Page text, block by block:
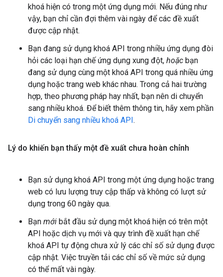
khoá hiện có trong một ứng dụng mới. Nếu đúng như
vậy, bạn chỉ cần đợi thêm vài ngày để các đề xuất
được cập nhật.
Bạn đang sử dụng khoá API trong nhiều ứng dụng đòi
hỏi các loại hạn chế ứng dụng xung đột, hoặc bạn
đang sử dụng cùng một khoá API trong quá nhiều ứng
dụng hoặc trang web khác nhau. Trong cả hai trường
hợp, theo phương pháp hay nhất, bạn nên di chuyển
sang nhiều khoá. Để biết thêm thông tin, hãy xem phần
Di chuyển sang nhiều khoá API.
Lý do khiến bạn thấy một đề xuất chưa hoàn chỉnh
Bạn sử dụng khoá API trong một ứng dụng hoặc trang
web có lưu lượng truy cập thấp và không có lượt sử
dụng trong 60 ngày qua.
Bạn mới bắt đầu sử dụng một khoá hiện có trên một
API hoặc dịch vụ mới và quy trình đề xuất hạn chế
khoá API tự động chưa xử lý các chỉ số sử dụng được
cập nhật. Việc truyền tải các chỉ số về mức sử dụng
có thể mất vài ngày.